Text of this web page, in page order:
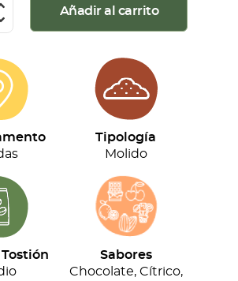
Añadir al carrito
Tipología
Molido
Sabores
Chocolate, Cítrico,